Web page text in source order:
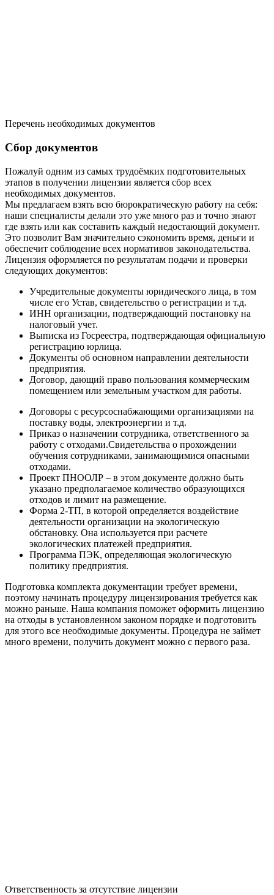
Перечень необходимых документов
Сбор документов
Пожалуй одним из самых трудоёмких подготовительных
этапов в получении лицензии является сбор всех
необходимых документов.
Мы предлагаем взять всю бюрократическую работу на себя:
наши специалисты делали это уже много раз и точно знают
где взять или как составить каждый недостающий документ.
Это позволит Вам значительно сэкономить время, деньги и
обеспечит соблюдение всех нормативов законодательства.
Лицензия оформляется по результатам подачи и проверки
следующих документов:
Учредительные документы юридического лица, в том
числе его Устав, свидетельство о регистрации и т.д.
ИНН организации, подтверждающий постановку на
налоговый учет.
Выписка из Госреестра, подтверждающая официальную
регистрацию юрлица.
Документы об основном направлении деятельности
предприятия.
Договор, дающий право пользования коммерческим
помещением или земельным участком для работы.
Договоры с ресурсоснабжающими организациями на
поставку воды, электроэнергии и т.д.
Приказ о назначении сотрудника, ответственного за
работу с отходами.Свидетельства о прохождении
обучения сотрудниками, занимающимися опасными
отходами.
Проект ПНООЛР – в этом документе должно быть
указано предполагаемое количество образующихся
отходов и лимит на размещение.
Форма 2-ТП, в которой определяется воздействие
деятельности организации на экологическую
обстановку. Она используется при расчете
экологических платежей предприятия.
Программа ПЭК, определяющая экологическую
политику предприятия.
Подготовка комплекта документации требует времени,
поэтому начинать процедуру лицензирования требуется как
можно раньше. Наша компания поможет оформить лицензию
на отходы в установленном законом порядке и подготовить
для этого все необходимые документы. Процедура не займет
много времени, получить документ можно с первого раза.
Ответственность за отсутствие лицензии